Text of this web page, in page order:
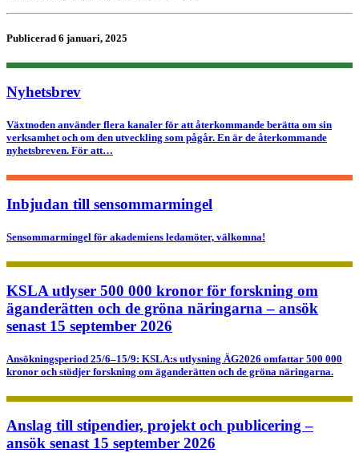
Publicerad 6 januari, 2025
Nyhetsbrev
Växtnoden använder flera kanaler för att återkommande berätta om sin
verksamhet och om den utveckling som pågår. En är de återkommande
nyhetsbreven. För att…
Inbjudan till sensommarmingel
Sensommarmingel för akademiens ledamöter, välkomna!
KSLA utlyser 500 000 kronor för forskning om
äganderätten och de gröna näringarna – ansök
senast 15 september 2026
Ansökningsperiod 25/6–15/9: KSLA:s utlysning ÄG2026 omfattar 500 000
kronor och stödjer forskning om äganderätten och de gröna näringarna.
Anslag till stipendier, projekt och publicering –
ansök senast 15 september 2026